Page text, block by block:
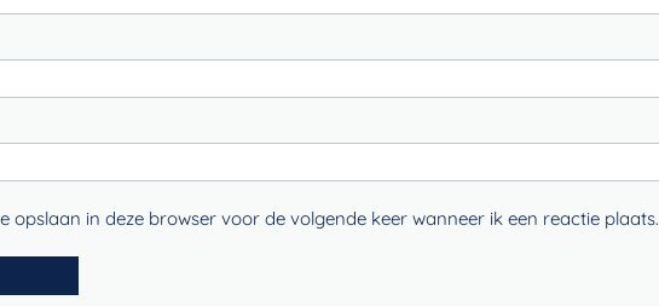
opslaan in deze browser voor de volgende keer wanneer ik een reactie plaats.